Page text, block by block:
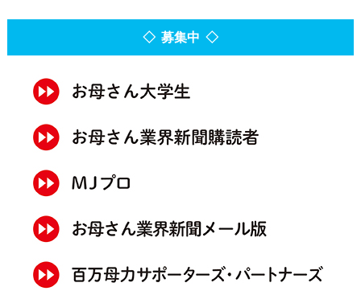
◇ 募集中 ◇